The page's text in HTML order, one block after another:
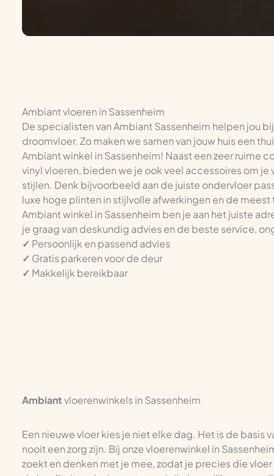
Ambiant vloeren in Sassenheim
De specialisten van Ambiant Sassenheim helpen jou
droomvloer. Zo maken we samen van jouw huis een
Ambiant winkel in Sassenheim! Naast een zeer ruime
vinyl vloeren, bieden we je ook veel accessoires om
stijlen. Denk bijvoorbeeld aan de juiste ondervloer
luxe hoge plinten in stijlvolle afwerkingen en de meest
Ambiant winkel in Sassenheim ben je aan het juiste
je graag van deskundig advies en de beste service,
✓ Persoonlijk en passend advies
✓ Gratis parkeren voor de deur
✓ Makkelijk bereikbaar
Ambiantvloerenwinkels in Sassenheim
Een nieuwe vloer kies je niet elke dag. Het is de basis
nooit een zorg zijn. Bij onze vloerenwinkel in
zoekt en denken met je mee, zodat je precies die